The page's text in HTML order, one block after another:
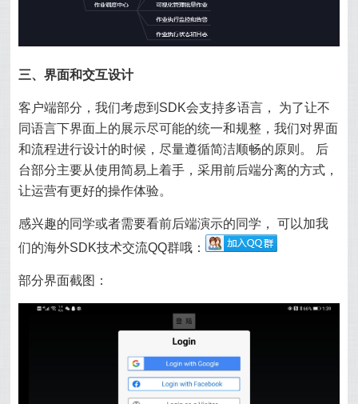
三、界面和交互设计
客户端部分，我们考虑到SDK会支持多语言， 为了让不
同语言下界面上的展示尽可能的统一和规整，我们对界面
和流程进行设计的时候，尽量遵循简洁顺畅的原则。 后
台部分主要从使用简易上着手，采用前后端分离的方式，
让运营有更好的操作体验。
感兴趣的同学或者需要看前后端演示的同学， 可以加我
们的海外SDK技术交流QQ群哦：
部分界面截图：